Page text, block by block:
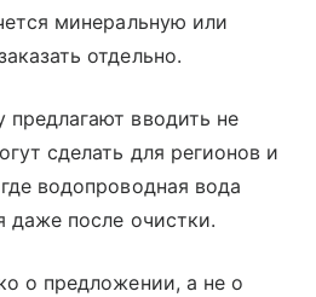
минеральную или
отдельно.
вводить не
сделать для регионов и
водопроводная вода
даже после очистки.
о предложении, а не о